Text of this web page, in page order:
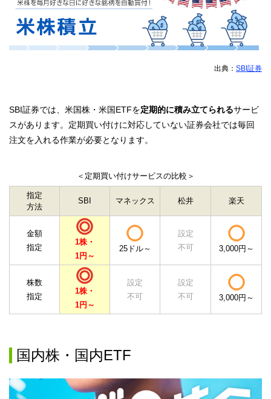
出典： SBI証券
SBI証券では、米国株・米国ETFを定期的に積み立てられるサービ
スがあります。定期買い付けに対応していない証券会社では毎回
注文を入れる作業が必要となります。
＜定期買い付けサービスの比較＞
指定
方法
SBI マネックス 松井 楽天
金額
指定
1株・
1円～
25ドル～
設定
不可
3,000円～
株数
指定
1株・
1円～
設定
不可
設定
不可
3,000円～
国内株・国内ETF